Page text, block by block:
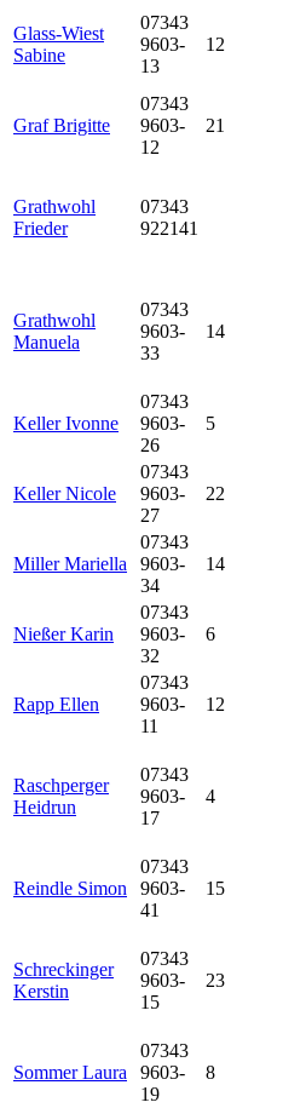
Glass-Wiest
Sabine
07343
9603-
13
12
Graf Brigitte
07343
9603-
12
21
Grathwohl
Frieder
07343
922141
Grathwohl
Manuela
07343
9603-
33
14
Keller Ivonne
07343
9603-
26
5
Keller Nicole
07343
9603-
27
22
Miller Mariella
07343
9603-
34
14
Nießer Karin
07343
9603-
32
6
Rapp Ellen
07343
9603-
11
12
Raschperger
Heidrun
07343
9603-
17
4
Reindle Simon
07343
9603-
41
15
Schreckinger
Kerstin
07343
9603-
15
23
Sommer Laura
07343
9603-
19
8